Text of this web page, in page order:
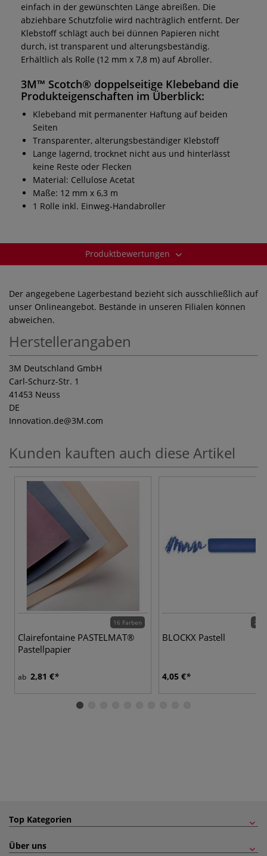
einfach in der gewünschten Länge abreißen. Die
abziehbare Schutzfolie wird nachträglich entfernt. Der
Klebstoff schlägt auch bei dünnen Papieren nicht
durch, ist transparent und alterungsbeständig.
Erhältlich als Rolle (12 mm x 7,8 m) auf Abroller.
3M™ Scotch® doppelseitige Klebeband die
Produkteigenschaften im Überblick:
Klebeband mit permanenter Haftung auf beiden
Seiten
Transparenter, alterungsbeständiger Klebstoff
Lange lagernd, trocknet nicht aus und hinterlässt
keine Reste oder Flecken
Material: Cellulose Acetat
Maße: 12 mm x 6,3 m
1 Rolle inkl. Einweg-Handabroller
Produktbewertungen
Der angegebene Lagerbestand bezieht sich ausschließlich auf
unser Onlineangebot. Bestände in unseren Filialen können
abweichen.
Herstellerangaben
3M Deutschland GmbH
Carl-Schurz-Str. 1
41453 Neuss
DE
Innovation.de@3M.com
Kunden kauften auch diese Artikel
16 Farben
Clairefontaine PASTELMAT®
Pastellpapier
ab 2,81 €
204
BLOCKX Pastell
4,05 €
Top Kategorien
Über uns